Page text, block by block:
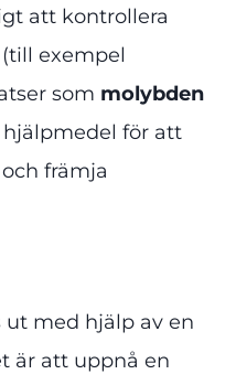
att kontrollera
exempel
som molybden
för att
främja
ut med hjälp av en
är att uppnå en